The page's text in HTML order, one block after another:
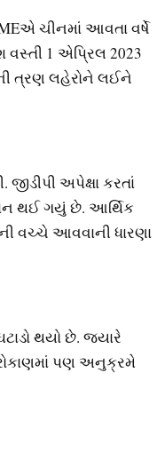
ચીનમાં આવતા વર્ષે
વસ્તી 1 એપ્રિલ 2023
ત્રણ લહેરોને લઈને
અપેક્ષા કરતાં
થઈ ગયું છે. આર્થિક
વચ્ચે આવવાની ધારણા
થયો છે. જ્યારે
રોકાણમાં પણ અનુક્રમે